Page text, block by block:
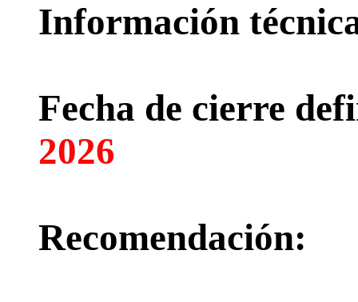
Información
Fecha de cierre
2026
Recomendación: